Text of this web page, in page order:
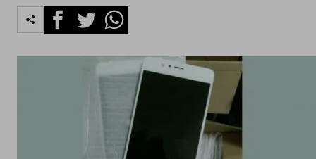
FacebookTwitterWhatsapp